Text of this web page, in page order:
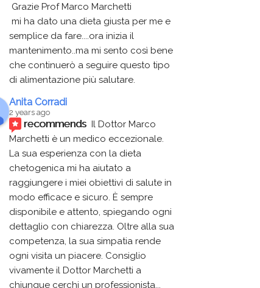
Grazie Prof Marco Marchetti
semplice da fare....ora inizia il
mantenimento..ma mi sento così bene
che continuerò a seguire questo tipo
di alimentazione più salutare.
Anita Corradi
2 years ago
recommends Il Dottor Marco
Marchetti è un medico eccezionale.
La sua esperienza con la dieta
chetogenica mi ha aiutato a
raggiungere i miei obiettivi di salute in
modo efficace e sicuro. È sempre
disponibile e attento, spiegando ogni
dettaglio con chiarezza. Oltre alla sua
competenza, la sua simpatia rende
ogni visita un piacere. Consiglio
vivamente il Dottor Marchetti a
chiunque cerchi un professionista